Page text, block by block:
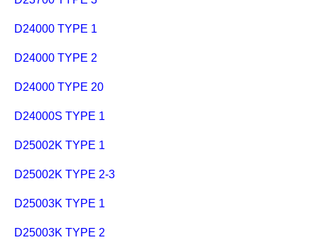
D24000 TYPE 1
D24000 TYPE 2
D24000 TYPE 20
D24000S TYPE 1
D25002K TYPE 1
D25002K TYPE 2-3
D25003K TYPE 1
D25003K TYPE 2